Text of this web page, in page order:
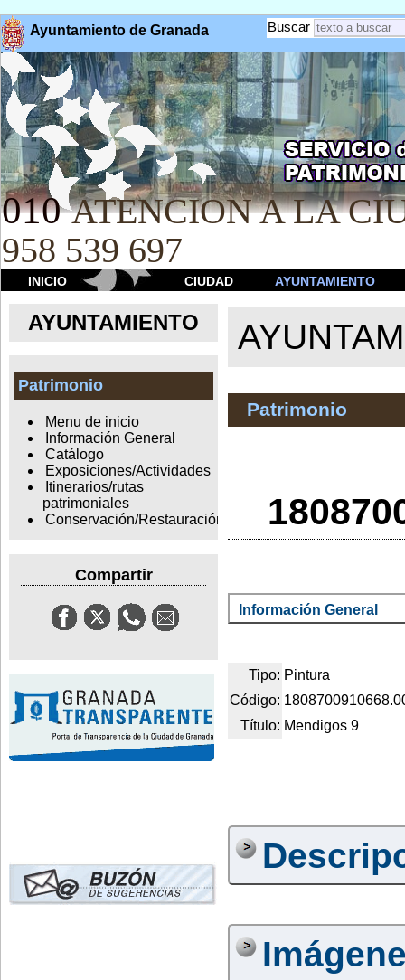
Ayuntamiento de Granada Buscar
010 ATENCION A LA
958 539 697
INICIO CIUDAD AYUNTAMIENTO
AYUNTAMIENTO
Patrimonio
Menu de inicio
Información General
Catálogo
Exposiciones/Actividades
Itinerarios/rutas
patrimoniales
Conservación/Restauración
Compartir
Patrimonio
Información General
Tipo: Pintura
Código:
Título: Mendigos 9